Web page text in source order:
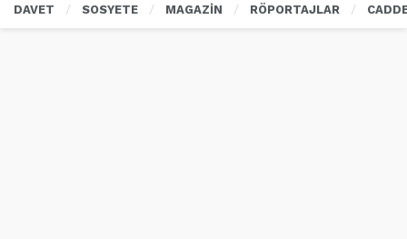
DAVET SOSYETE MAGAZİN RÖPORTAJLAR